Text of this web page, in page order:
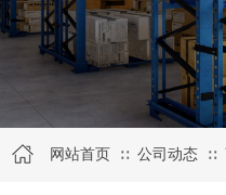
网站首页 ∷ 公司动态 ∷